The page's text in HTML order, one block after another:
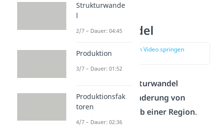
Regionaler
Strukturwandel
zur Stelle im Video springen
(02:53)
regionale Strukturwandel
beschreibt dieVeränderung von
Strukturen innerhalb einer Region.
Strukturwande
l
2/7 – Dauer: 04:45
Produktion
3/7 – Dauer: 01:52
Produktionsfak
toren
4/7 – Dauer: 02:36